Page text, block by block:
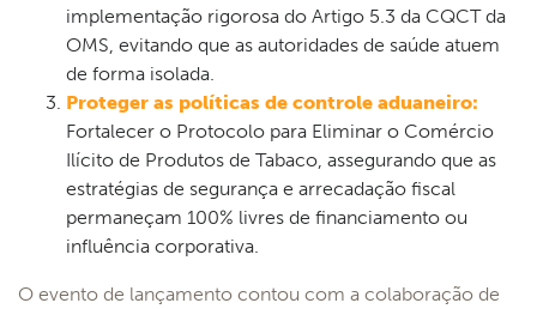
implementação rigorosa do Artigo 5.3 da CQCT da
OMS, evitando que as autoridades de saúde atuem
de forma isolada.
Proteger as políticas de controle aduaneiro:
Fortalecer o Protocolo para Eliminar o Comércio
Ilícito de Produtos de Tabaco, assegurando que as
estratégias de segurança e arrecadação fiscal
permaneçam 100% livres de financiamento ou
influência corporativa.
O evento de lançamento contou com a colaboração de